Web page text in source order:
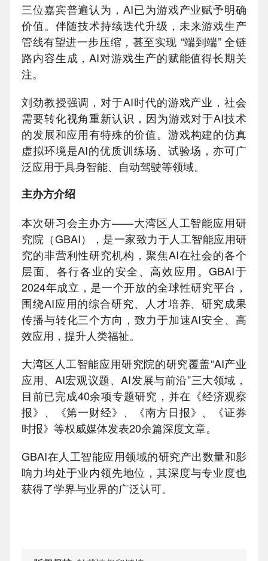
三位嘉宾普遍认为，AI已为游戏产业赋予明确
价值。伴随技术持续迭代升级，未来游戏生产
管线有望进一步压缩，甚至实现 “端到端” 全链
路内容生成，AI对游戏生产的赋能值得长期关
注。
刘劲教授强调，对于AI时代的游戏产业，社会
需要转化视角重新认识，因为游戏对于AI技术
的发展和应用有特殊的价值。游戏构建的仿真
虚拟环境是AI的优质训练场、试验场，亦可广
泛应用于具身智能、自动驾驶等领域。
主办方介绍
本次研习会主办方——大湾区人工智能应用研
究院（GBAI），是一家致力于人工智能应用研
究的非营利性研究机构，聚焦AI在社会的各个
层面、各行各业的安全、高效应用。GBAI于
2024年成立，是一个开放的全球性研究平台，
围绕AI应用的综合研究、人才培养、研究成果
传播与转化三个方向，致力于加速AI安全、高
效应用，提升人类福祉。
大湾区人工智能应用研究院的研究覆盖“AI产业
应用、AI宏观议题、AI发展与前沿”三大领域，
目前已完成40余项专题研究，并在《经济观察
报》、《第一财经》、《南方日报》、《证券
时报》等权威媒体发表20余篇深度文章。
GBAI在人工智能应用领域的研究产出数量和影
响力均处于业内领先地位，其深度与专业度也
获得了学界与业界的广泛认可。